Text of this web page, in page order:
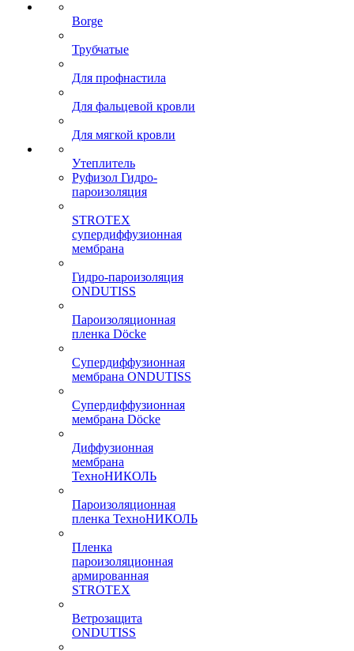
Borge
Трубчатые
Для профнастила
Для фальцевой кровли
Для мягкой кровли
Утеплитель
Руфизол Гидро-
пароизоляция
STROTEX
супердиффузионная
мембрана
Гидро-пароизоляция
ONDUTISS
Пароизоляционная
пленка Döcke
Супердиффузионная
мембрана ONDUTISS
Супердиффузионная
мембрана Döcke
Диффузионная
мембрана
ТехноНИКОЛЬ
Пароизоляционная
пленка ТехноНИКОЛЬ
Пленка
пароизоляционная
армированная
STROTEX
Ветрозащита
ONDUTISS